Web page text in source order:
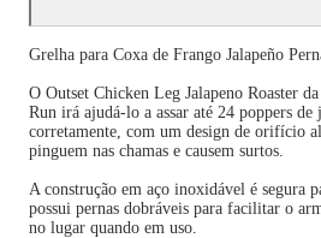
Grelha para Coxa de Frango Jalapeño
O Outset Chicken Leg Jalapeno Roaster
Run irá ajudá-lo a assar até 24 poppers
corretamente, com um design de orifício
pinguem nas chamas e causem surtos.
A construção em aço inoxidável é segura
possui pernas dobráveis ​​para facilitar o
no lugar quando em uso.